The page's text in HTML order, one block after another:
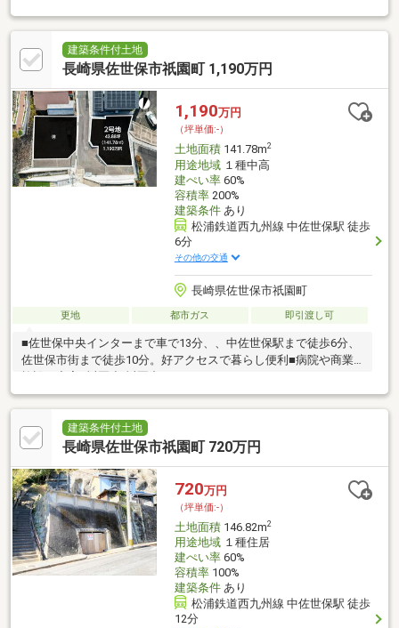
建築条件付土地
長崎県佐世保市祇園町 1,190万円
1,190万円
（坪単価:-）
土地面積141.78m2
用途地域１種中高
建ぺい率60%
容積率200%
建築条件あり
松浦鉄道西九州線 中佐世保駅 徒歩
6分
その他の交通
長崎県佐世保市祇園町
更地 都市ガス 即引渡し可
■佐世保中央インターまで車で13分、、中佐世保駅まで徒歩6分、
佐世保市街まで徒歩10分。好アクセスで暮らし便利■病院や商業
施設も充実■祇園小/祇園中
建築条件付土地
長崎県佐世保市祇園町 720万円
720万円
（坪単価:-）
土地面積146.82m2
用途地域１種住居
建ぺい率60%
容積率100%
建築条件あり
松浦鉄道西九州線 中佐世保駅 徒歩
12分